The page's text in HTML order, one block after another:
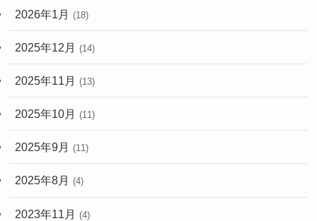
2026年1月 (18)
2025年12月 (14)
2025年11月 (13)
2025年10月 (11)
2025年9月 (11)
2025年8月 (4)
2023年11月 (4)